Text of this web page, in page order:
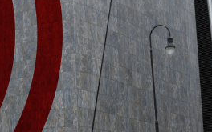
Banco de
Prácticas